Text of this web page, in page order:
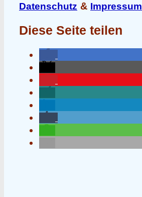
Datenschutz & Impressum
Diese Seite teilen